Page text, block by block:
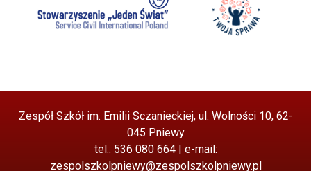
Zespół Szkół im. Emilii Sczanieckiej, ul. Wolności 10, 62-
045 Pniewy
tel.: 536 080 664 | e-mail:
zespolszkolpniewy@zespolszkolpniewy.pl